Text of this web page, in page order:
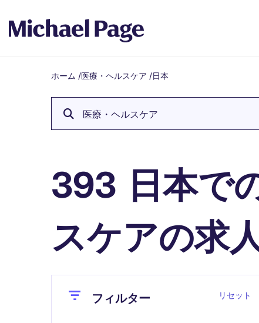
Breadcrumb
ホーム /医療・ヘルスケア /日本
医療・ヘルスケア
393 日本で
スケアの求
Closeフィルター リセット